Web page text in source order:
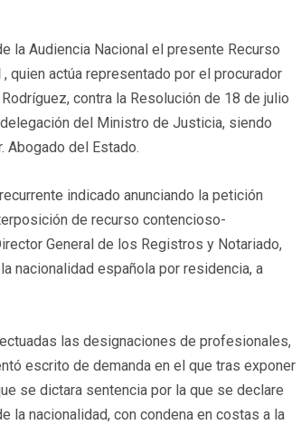
la Audiencia Nacional el presente Recurso
, quien actúa representado por el procurador
contra la Resolución de 18 de julio
del Ministro de Justicia, siendo
Abogado del Estado.
indicado anunciando la petición
de recurso contencioso-
General de los Registros y Notariado,
nacionalidad española por residencia, a
las designaciones de profesionales,
escrito de demanda en el que tras exponer
se dictara sentencia por la que se declare
la nacionalidad, con condena en costas a la